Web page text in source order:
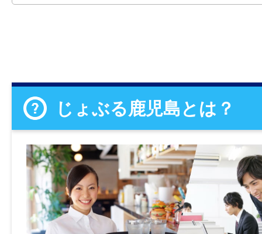
じょぶる鹿児島とは？